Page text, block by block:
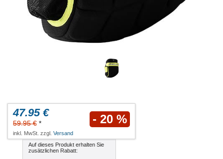
47.95 €
59.95 € * - 20 %
inkl. MwSt. zzgl. Versand
Auf dieses Produkt erhalten Sie
zusätzlichen Rabatt: